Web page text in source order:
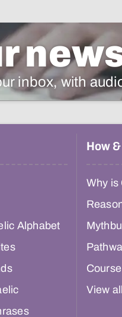
inbox, with
Alphabet
How
Why is
View all